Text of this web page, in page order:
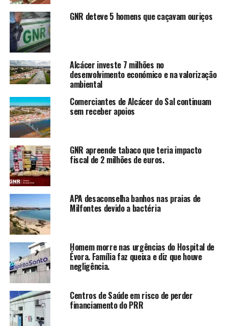
GNR deteve 5 homens que caçavam ouriços
Alcácer investe 7 milhões no
desenvolvimento económico e na valorização
ambiental
Comerciantes de Alcácer do Sal continuam
sem receber apoios
GNR apreende tabaco que teria impacto
fiscal de 2 milhões de euros.
APA desaconselha banhos nas praias de
Milfontes devido a bactéria
Homem morre nas urgências do Hospital de
Évora. Família faz queixa e diz que houve
negligência.
Centros de Saúde em risco de perder
financiamento do PRR